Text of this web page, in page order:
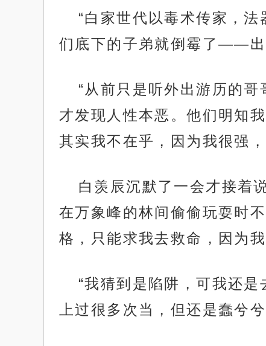
“白家世代以毒术传家，
们底下的子弟就倒霉了——出
“从前只是听外出游历的
才发现人性本恶。他们明知
其实我不在乎，因为我很强
白羡辰沉默了一会才接着
在万象峰的林间偷偷玩耍时
格，只能求我去救命，因为
“我猜到是陷阱，可我还
上过很多次当，但还是蠢兮